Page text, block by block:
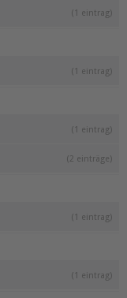
(1 eintrag)
(1 eintrag)
(1 eintrag)
(2 einträge)
(1 eintrag)
(1 eintrag)